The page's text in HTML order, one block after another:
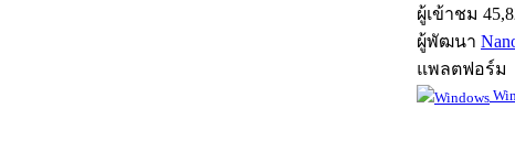
ผู้เข้าชม
ผู้พัฒนา
แพลตฟอร์ม